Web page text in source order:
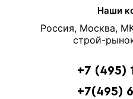
Наши
Россия, Москва,
строй-
+7 (495)
+7(495)